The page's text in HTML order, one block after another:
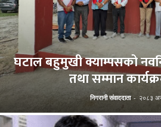
घटाल बहुमुखी क्याम्पसको
तथा सम्मान
निगरानी संवाददाता - २०८३